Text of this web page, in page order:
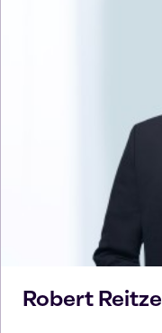
Robert Reitze